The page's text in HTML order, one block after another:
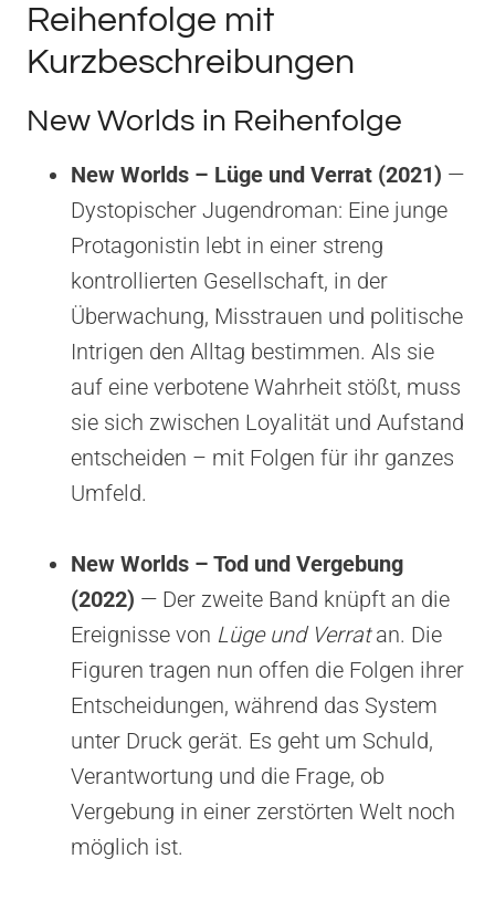
Reihenfolge mit
Kurzbeschreibungen
New Worlds in Reihenfolge
New Worlds – Lüge und Verrat (2021) —
Dystopischer Jugendroman: Eine junge
Protagonistin lebt in einer streng
kontrollierten Gesellschaft, in der
Überwachung, Misstrauen und politische
Intrigen den Alltag bestimmen. Als sie
auf eine verbotene Wahrheit stößt, muss
sie sich zwischen Loyalität und Aufstand
entscheiden – mit Folgen für ihr ganzes
Umfeld.
New Worlds – Tod und Vergebung
(2022) — Der zweite Band knüpft an die
Ereignisse von Lüge und Verratan. Die
Figuren tragen nun offen die Folgen ihrer
Entscheidungen, während das System
unter Druck gerät. Es geht um Schuld,
Verantwortung und die Frage, ob
Vergebung in einer zerstörten Welt noch
möglich ist.